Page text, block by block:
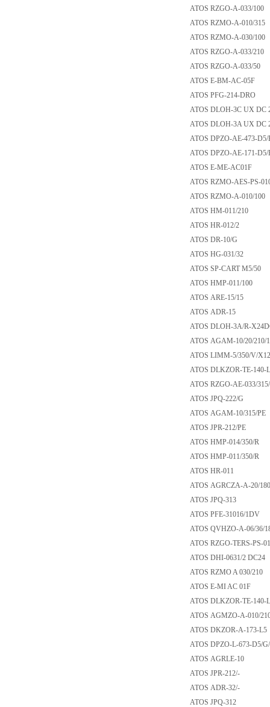
ATOS RZGO-A-
ATOS RZMO-A-
ATOS RZMO-A-
ATOS RZGO-A-
ATOS RZGO-A-
ATOS E-BM-AC-
ATOS PFG-214-
ATOS DLOH-3C
ATOS DLOH-3A
ATOS DPZO-AE-
ATOS DPZO-AE-
ATOS E-ME-
ATOS RZMO-AES-
ATOS RZMO-A-
ATOS HM-011/210
ATOS HR-012/2
ATOS DR-10/G
ATOS HG-031/32
ATOS SP-CART
ATOS HMP-011/
ATOS ARE-15/15
ATOS ADR-15
ATOS DLOH-3A/R-
ATOS AGAM-10/20/
ATOS LIMM-5/350/
ATOS DLKZOR-TE-
ATOS RZGO-AE-
ATOS JPQ-222/G
ATOS AGAM-10/
ATOS JPR-212/PE
ATOS HMP-014/
ATOS HMP-011/
ATOS HR-011
ATOS AGRCZA-A-
ATOS JPQ-313
ATOS PFE-31016/
ATOS QVHZO-A-
ATOS RZGO-TERS-
ATOS DHI-0631/2
ATOS RZMO A
ATOS E-MI AC
ATOS DLKZOR-TE-
ATOS AGMZO-A-
ATOS DKZOR-A-
ATOS DPZO-L-673-
ATOS AGRLE-10
ATOS JPR-212/-
ATOS ADR-32/-
ATOS JPQ-312